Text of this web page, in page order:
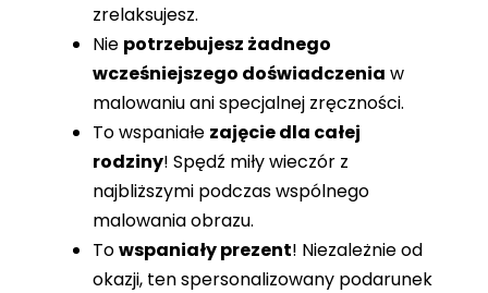
zrelaksujesz.
Nie potrzebujesz żadnego
wcześniejszego doświadczenia w
malowaniu ani specjalnej zręczności.
To wspaniałe zajęcie dla całej
rodziny! Spędź miły wieczór z
najbliższymi podczas wspólnego
malowania obrazu.
Towspaniały prezent! Niezależnie od
okazji, ten spersonalizowany podarunek